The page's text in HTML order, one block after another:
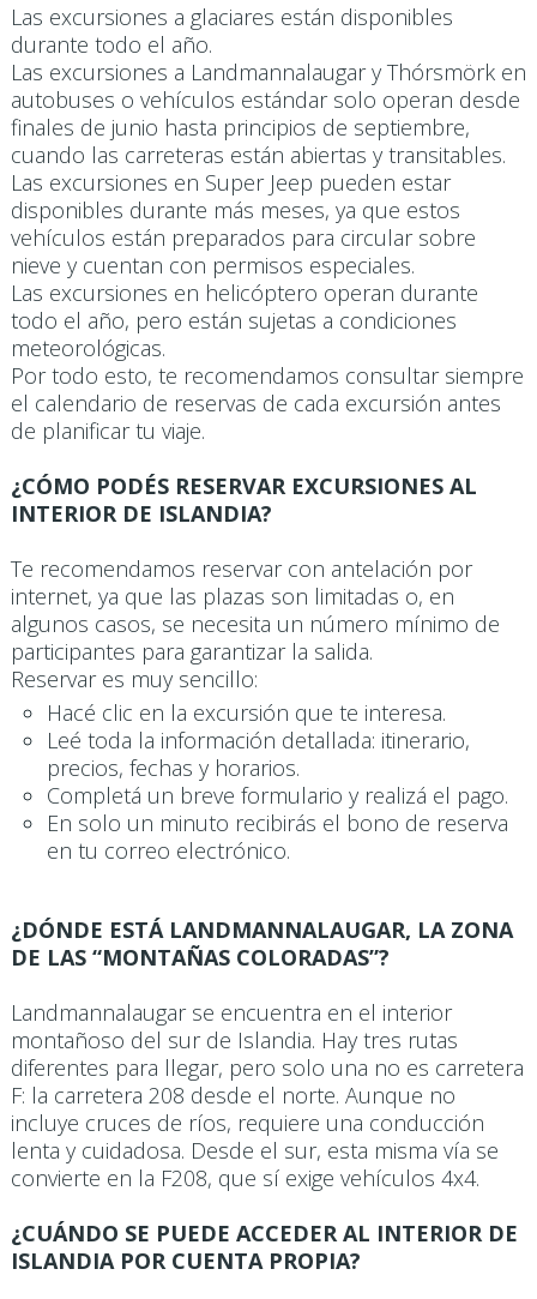
Las excursiones a glaciares están disponibles
durante todo el año.
Las excursiones a Landmannalaugar y Thórsmörk en
autobuses o vehículos estándar solo operan desde
finales de junio hasta principios de septiembre,
cuando las carreteras están abiertas y transitables.
Las excursiones en Super Jeep pueden estar
disponibles durante más meses, ya que estos
vehículos están preparados para circular sobre
nieve y cuentan con permisos especiales.
Las excursiones en helicóptero operan durante
todo el año, pero están sujetas a condiciones
meteorológicas.
Por todo esto, te recomendamos consultar siempre
el calendario de reservas de cada excursión antes
de planificar tu viaje.
¿CÓMO PODÉS RESERVAR EXCURSIONES AL
INTERIOR DE ISLANDIA?
Te recomendamos reservar con antelación por
internet, ya que las plazas son limitadas o, en
algunos casos, se necesita un número mínimo de
participantes para garantizar la salida.
Reservar es muy sencillo:
Hacé clic en la excursión que te interesa.
Leé toda la información detallada: itinerario,
precios, fechas y horarios.
Completá un breve formulario y realizá el pago.
En solo un minuto recibirás el bono de reserva
en tu correo electrónico.
¿DÓNDE ESTÁ LANDMANNALAUGAR, LA ZONA
DE LAS “MONTAÑAS COLORADAS”?
Landmannalaugar se encuentra en el interior
montañoso del sur de Islandia. Hay tres rutas
diferentes para llegar, pero solo una no es carretera
F: la carretera 208 desde el norte. Aunque no
incluye cruces de ríos, requiere una conducción
lenta y cuidadosa. Desde el sur, esta misma vía se
convierte en la F208, que sí exige vehículos 4x4.
¿CUÁNDO SE PUEDE ACCEDER AL INTERIOR DE
ISLANDIA POR CUENTA PROPIA?